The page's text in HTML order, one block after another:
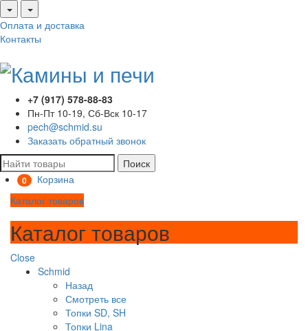
Оплата и доставка
Контакты
+7 (917) 578-88-83
Пн-Пт 10-19, Сб-Вск 10-17
pech@schmid.su
Заказать обратный звонок
Поиск
0
Корзина
Каталог товаров
Каталог товаров
Close
Schmid
Назад
Смотреть все
Топки SD, SH
Топки Lina